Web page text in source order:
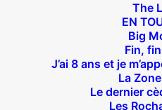
The
EN
Big
Fin,
J’ai 8 ans et je
La
Le dernier
Les
Suivez